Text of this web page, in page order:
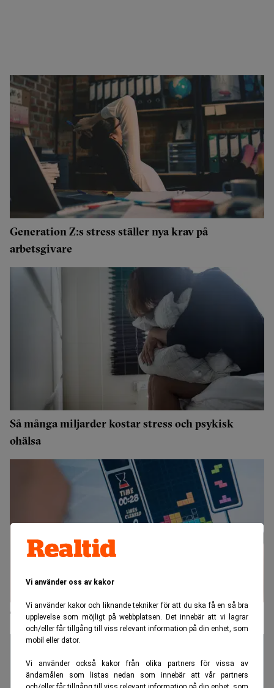
Vi använder oss av kakor
Vi använder kakor och liknande tekniker för att du ska få en så bra
upplevelse som möjligt på webbplatsen. Det innebär att vi lagrar
och/eller får tillgång till viss relevant information på din enhet, som
mobil eller dator.
Vi använder också kakor från olika partners för vissa av
ändamålen som listas nedan som innebär att vår partners
Generation Z:s stress ställer nya krav på
arbetsgivare
Så många miljarder kostar stress och psykisk
ohälsa
Tech istället för tablett mot depression